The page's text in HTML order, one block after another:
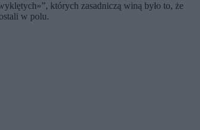
których zasadniczą winą było to, że
w polu.